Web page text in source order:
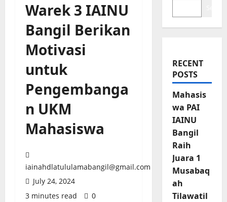
Warek 3 IAINU
Bangil Berikan
Motivasi
untuk
Pengembanga
n UKM
Mahasiswa
iainahdlatululamabangil@gmail.com
July 24, 2024
3 minutes read
0
RECENT
POSTS
Mahasis
wa PAI
IAINU
Bangil
Raih
Juara 1
Musabaq
ah
Tilawatil